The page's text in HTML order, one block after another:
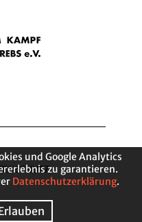
und Google Analytics
zu garantieren.
Datenschutzerklärung.